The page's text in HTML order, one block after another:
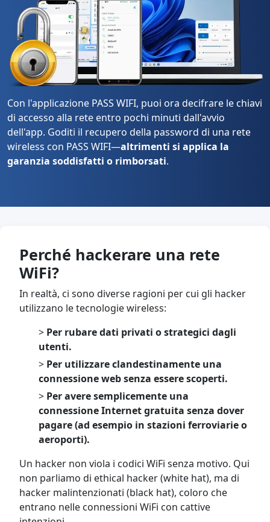
Con l'applicazione PASS WIFI, puoi ora decifrare le chiavi
di accesso alla rete entro pochi minuti dall'avvio
dell'app. Goditi il recupero della password di una rete
wireless con PASS WIFI—altrimenti si applica la
garanzia soddisfatti o rimborsati.
Perché hackerare una rete
WiFi?
In realtà, ci sono diverse ragioni per cui gli hacker
utilizzano le tecnologie wireless:
> Per rubare dati privati o strategici dagli
utenti.
> Per utilizzare clandestinamente una
connessione web senza essere scoperti.
> Per avere semplicemente una
connessione Internet gratuita senza dover
pagare (ad esempio in stazioni ferroviarie o
aeroporti).
Un hacker non viola i codici WiFi senza motivo. Qui
non parliamo di ethical hacker (white hat), ma di
hacker malintenzionati (black hat), coloro che
entrano nelle connessioni WiFi con cattive